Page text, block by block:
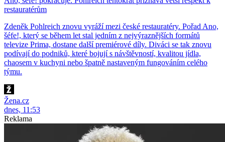
restauratérům
Zdeněk Pohlreich znovu vyráží mezi české restauratéry. Pořad Ano,
šéfe!, který se během let stal jedním z nejvýraznějších formátů
televize Prima, dostane další premiérové díly. Diváci se tak znovu
podívají do podniků, které bojují s návštěvností, kvalitou jídla,
chaosem v kuchyni nebo špatně nastaveným fungováním celého
týmu.
Žena.cz
dnes, 11:53
Reklama